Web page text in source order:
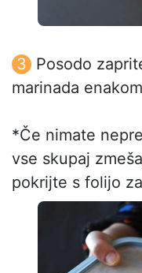
Posodo
marinada
*Če nimate
vse skupaj
pokrijte s folijo